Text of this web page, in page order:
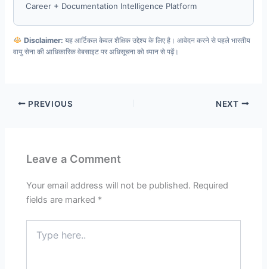
Career + Documentation Intelligence Platform
Disclaimer: यह आर्टिकल केवल शैक्षिक उद्देश्य के लिए है। आवेदन करने से पहले भारतीय
वायु सेना की आधिकारिक वेबसाइट पर अधिसूचना को ध्यान से पढ़ें।
PREVIOUS NEXT
Leave a Comment
Your email address will not be published. Required
fields are marked *
here..